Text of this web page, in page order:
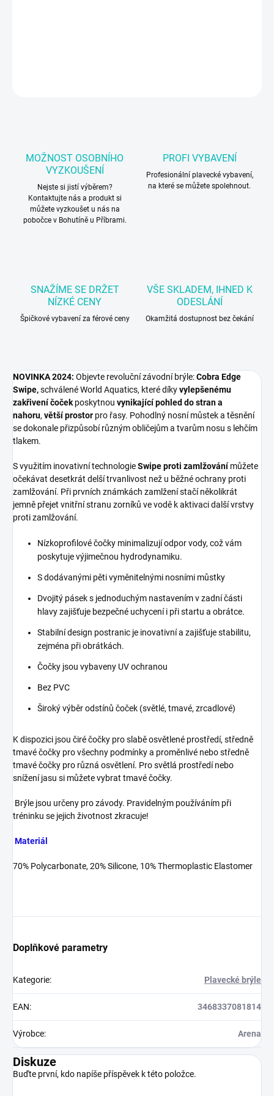
MOŽNOST OSOBNÍHO
VYZKOUŠENÍ
Nejste si jistí výběrem?
Kontaktujte nás a produkt si
můžete vyzkoušet u nás na
pobočce v Bohutíně u Příbrami.
PROFI VYBAVENÍ
Profesionální plavecké vybavení,
na které se můžete spolehnout.
SNAŽÍME SE DRŽET
NÍZKÉ CENY
Špičkové vybavení za férové ceny
VŠE SKLADEM, IHNED K
ODESLÁNÍ
Okamžitá dostupnost bez čekání
NOVINKA 2024: Objevte revoluční závodní brýle:Cobra Edge
Swipe,schválené World Aquatics, které díkyvylepšenému
zakřivení čočekposkytnou vynikající pohled do stran a
nahoru, větší prostor pro řasy. Pohodlný nosní můstek a těsnění
se dokonale přizpůsobí různým obličejům a tvarům nosu s lehčím
tlakem.
S využitím inovativní technologieSwipe proti zamlžovánímůžete
očekávat desetkrát delší trvanlivost než u běžné ochrany proti
zamlžování. Při prvních známkách zamlžení stačí několikrát
jemně přejet vnitřní stranu zorníků ve vodě k aktivaci další vrstvy
proti zamlžování.
Nízkoprofilové čočky minimalizují odpor vody, což vám
poskytuje výjimečnou hydrodynamiku.
S dodávanými pěti vyměnitelnými nosními můstky
Dvojitý pásek s jednoduchým nastavením v zadní části
hlavy zajišťuje bezpečné uchycení i při startu a obrátce.
Stabilní design postranic je inovativní a zajišťuje stabilitu,
zejména při obrátkách.
Čočky jsou vybaveny UV ochranou
Bez PVC
Široký výběr odstínů čoček (světlé, tmavé, zrcadlové)
K dispozici jsou čiré čočky pro slabě osvětlené prostředí, středně
tmavé čočky pro všechny podmínky a proměnlivé nebo středně
tmavé čočky pro různá osvětlení. Pro světlá prostředí nebo
snížení jasu si můžete vybrat tmavé čočky.
Brýle jsou určeny pro závody. Pravidelným používáním při
tréninku se jejich životnost zkracuje!
Materiál
70% Polycarbonate, 20% Silicone, 10% Thermoplastic Elastomer
Doplňkové parametry
Kategorie: Plavecké brýle
EAN: 3468337081814
Výrobce: Arena
Diskuze
Buďte první, kdo napíše příspěvek k této položce.